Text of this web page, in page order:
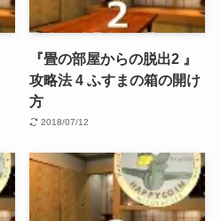
『畳の部屋からの脱出2 』
攻略法 4 ふすまの箱の開け
方
2018/07/12